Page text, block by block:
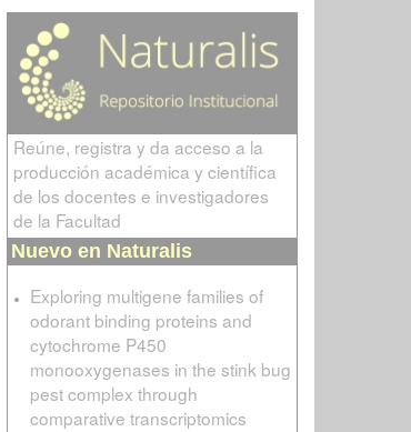
Reúne, registra y da acceso a la
producción académica y científica
de los docentes e investigadores
de la Facultad
Nuevo en Naturalis
Exploring multigene families of
odorant binding proteins and
cytochrome P450
monooxygenases in the stink bug
pest complex through
comparative transcriptomics